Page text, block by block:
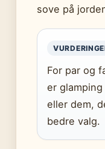
sove på
For par og
er
eller dem,
bedre valg.